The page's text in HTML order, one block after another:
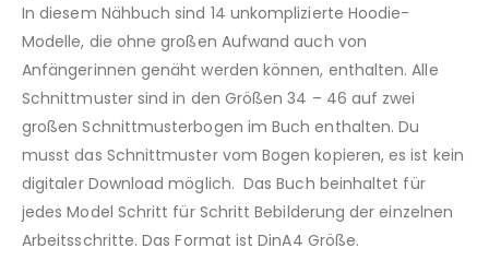
In diesem Nähbuch sind 14 unkomplizierte Hoodie-
Modelle, die ohne großen Aufwand auch von
Anfängerinnen genäht werden können, enthalten. Alle
Schnittmuster sind in den Größen 34 – 46 auf zwei
großen Schnittmusterbogen im Buch enthalten. Du
musst das Schnittmuster vom Bogen kopieren, es ist kein
digitaler Download möglich. Das Buch beinhaltet für
jedes Model Schritt für Schritt Bebilderung der einzelnen
Arbeitsschritte. Das Format ist DinA4 Größe.